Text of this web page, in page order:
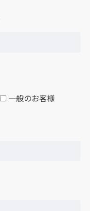
一般のお客様